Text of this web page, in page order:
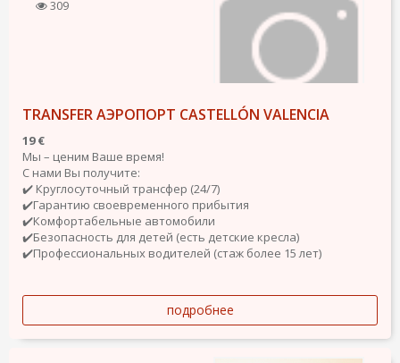
309
TRANSFER АЭРОПОРТ CASTELLÓN VALENCIA
19 €
Мы – ценим Ваше время!
С нами Вы получите:
✔️ Круглосуточный трансфер (24/7)
✔️Гарантию своевременного прибытия
✔️Комфортабельные автомобили
✔️Безопасность для детей (есть детские кресла)
✔️Профессиональных водителей (стаж более 15 лет)
подробнее